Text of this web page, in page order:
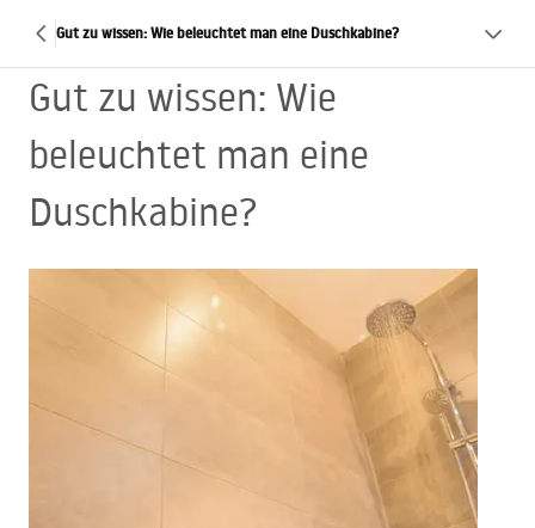
Gut zu wissen: Wie beleuchtet man eine Duschkabine?
Gut zu wissen: Wie
beleuchtet man eine
Duschkabine?